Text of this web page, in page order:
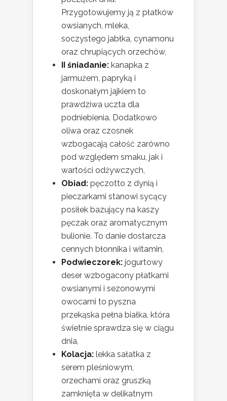
Przygotowujemy ją z płatków
owsianych, mleka,
soczystego jabłka, cynamonu
oraz chrupiących orzechów,
II śniadanie: kanapka z
jarmużem, papryką i
doskonałym jajkiem to
prawdziwa uczta dla
podniebienia. Dodatkowo
oliwa oraz czosnek
wzbogacają całość zarówno
pod względem smaku, jak i
wartości odżywczych,
Obiad: pęczotto z dynią i
pieczarkami stanowi sycący
posiłek bazujący na kaszy
pęczak oraz aromatycznym
bulionie. To danie dostarcza
cennych błonnika i witamin,
Podwieczorek: jogurtowy
deser wzbogacony płatkami
owsianymi i sezonowymi
owocami to pyszna
przekąska pełna białka, która
świetnie sprawdza się w ciągu
dnia,
Kolacja: lekka sałatka z
serem pleśniowym,
orzechami oraz gruszką
zamknięta w delikatnym